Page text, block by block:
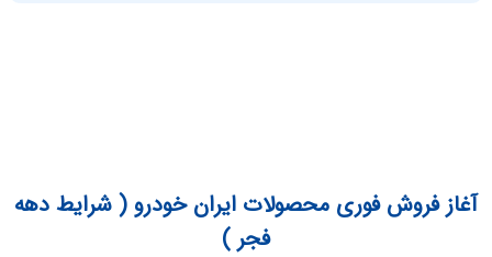
آغاز فروش فوری محصولات ایران خودرو ( شرایط دهه
فجر )